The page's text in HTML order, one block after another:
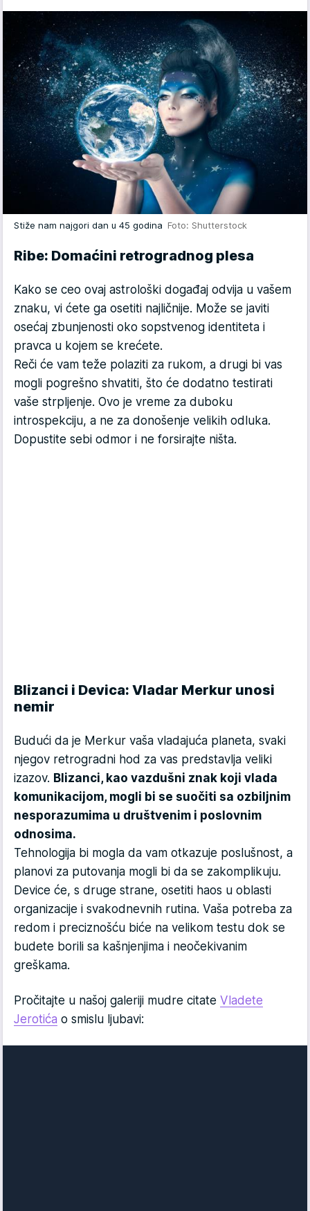
Stiže nam najgori dan u 45 godina Foto: Shutterstock
Ribe: Domaćini retrogradnog plesa
Kako se ceo ovaj astrološki događaj odvija u vašem
znaku, vi ćete ga osetiti najličnije. Može se javiti
osećaj zbunjenosti oko sopstvenog identiteta i
pravca u kojem se krećete.
Reči će vam teže polaziti za rukom, a drugi bi vas
mogli pogrešno shvatiti, što će dodatno testirati
vaše strpljenje. Ovo je vreme za duboku
introspekciju, a ne za donošenje velikih odluka.
Dopustite sebi odmor i ne forsirajte ništa.
Blizanci i Devica: Vladar Merkur unosi
nemir
Budući da je Merkur vaša vladajuća planeta, svaki
njegov retrogradni hod za vas predstavlja veliki
izazov. Blizanci, kao vazdušni znak koji vlada
komunikacijom, mogli bi se suočiti sa ozbiljnim
nesporazumima u društvenim i poslovnim
odnosima.
Tehnologija bi mogla da vam otkazuje poslušnost, a
planovi za putovanja mogli bi da se zakomplikuju.
Device će, s druge strane, osetiti haos u oblasti
organizacije i svakodnevnih rutina. Vaša potreba za
redom i preciznošću biće na velikom testu dok se
budete borili sa kašnjenjima i neočekivanim
greškama.
Pročitajte u našoj galeriji mudre citate Vladete
Jerotića o smislu ljubavi: